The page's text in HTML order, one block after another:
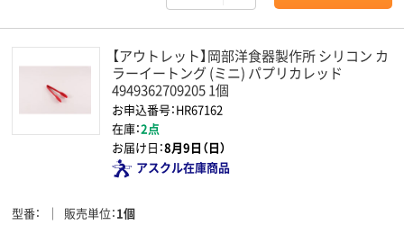
【アウトレット】岡部洋食器製作所 シリコン カ
ラーイートング (ミニ) パプリカレッド
4949362709205 1個
お申込番号：HR67162
在庫：2点
お届け日：8月9日（日）
アスクル在庫商品
型番 販売単位 1個